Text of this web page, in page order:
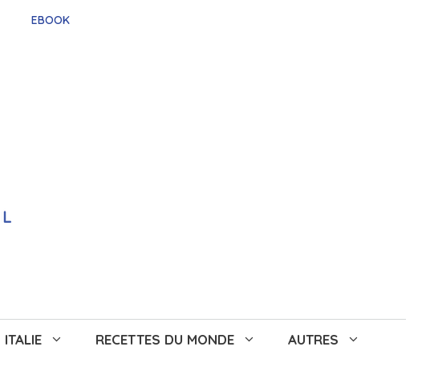
EBOOK
ITALIE RECETTES DU MONDE AUTRES